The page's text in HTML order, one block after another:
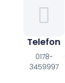
Telefon
0178-
3459997